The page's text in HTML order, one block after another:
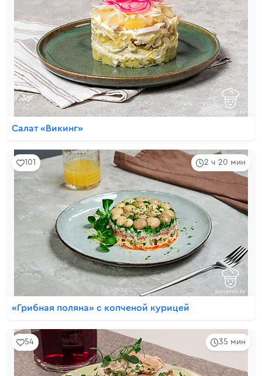
Салат «Викинг»
2 ч 20 мин
101
«Грибная поляна» с копченой курицей
35 мин
54